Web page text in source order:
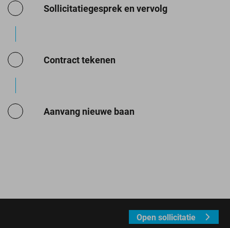
Sollicitatiegesprek en vervolg
Contract tekenen
Aanvang nieuwe baan
Open sollicitatie